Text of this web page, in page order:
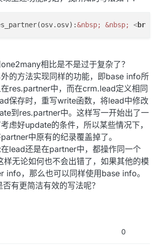
&nbsp; &nbsp; <br
相比是不是过于复杂了？
的方法实现同样的功能，即base info所
res.partner中，而在crm.lead定义相同
保存时，重写write函数，将lead中修改
到res.partner中。这样写一开始出了一
虑好update的条件，所以某些情况下，
中原有的纪录覆盖掉了。
lead还是在partner中，都操作同一个
无论如何也不会出错了，如果其他的模
info，那么也可以同样使用base info。
有更简洁有效的写法呢？
0